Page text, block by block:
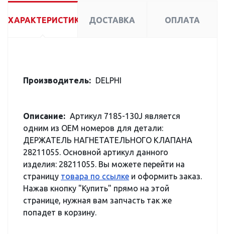
ХАРАКТЕРИСТИКИ ДОСТАВКА ОПЛАТА
Производитель: DELPHI
Описание: Артикул 7185-130J является
одним из OEM номеров для детали:
ДЕРЖАТЕЛЬ НАГНЕТАТЕЛЬНОГО КЛАПАНА
28211055. Основной артикул данного
изделия: 28211055. Вы можете перейти на
страницу товара по ссылке и оформить заказ.
Нажав кнопку "Купить" прямо на этой
странице, нужная вам запчасть так же
попадет в корзину.